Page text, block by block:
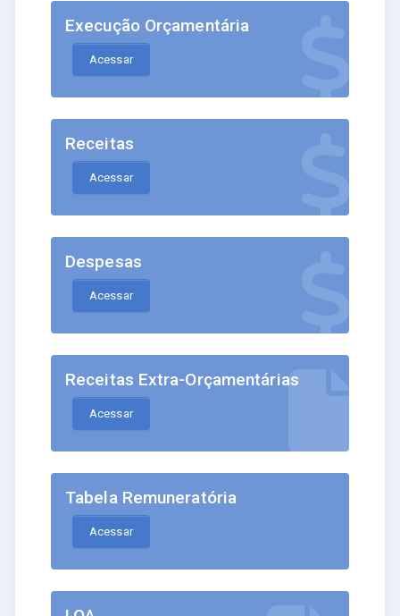
Execução Orçamentária
Acessar
Receitas
Acessar
Despesas
Acessar
Receitas Extra-Orçamentárias
Acessar
Tabela Remuneratória
Acessar